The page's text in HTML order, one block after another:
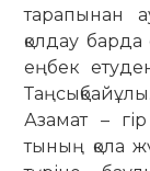
тарапынан
қолдау
еңбек
Таңсықбайұлы.
Азамат –
тының қола